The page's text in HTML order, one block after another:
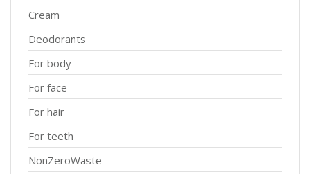
Cream
Deodorants
For body
For face
For hair
For teeth
NonZeroWaste